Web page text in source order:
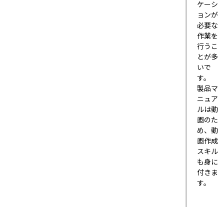
ケーシ
ョンが
必要な
作業を
行うこ
とが多
いで
す。
製品マ
ニュア
ルは動
画のた
め、動
画作成
スキル
も身に
付きま
す。